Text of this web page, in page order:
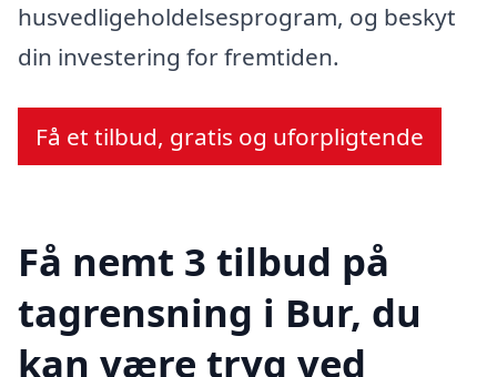
husvedligeholdelsesprogram, og beskyt
din investering for fremtiden.
Få et tilbud, gratis og uforpligtende
Få nemt 3 tilbud på
tagrensning i Bur, du
kan være tryg ved